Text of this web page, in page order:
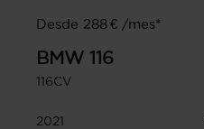
Desde 288 € /mes*
BMW 116
116CV
2021